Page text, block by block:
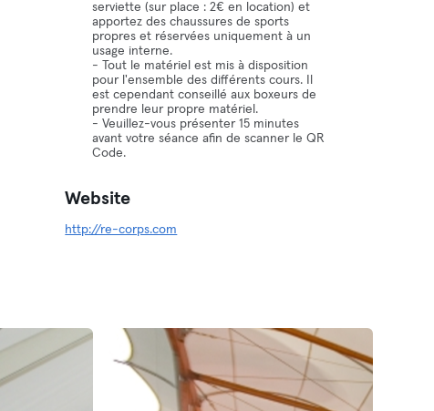
serviette (sur place : 2€ en location) et
apportez des chaussures de sports
propres et réservées uniquement à un
usage interne.
- Tout le matériel est mis à disposition
pour l'ensemble des différents cours. Il
est cependant conseillé aux boxeurs de
prendre leur propre matériel.
- Veuillez-vous présenter 15 minutes
avant votre séance afin de scanner le QR
Code.
Website
http://re-corps.com